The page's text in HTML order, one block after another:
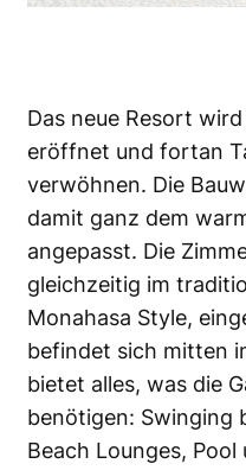
Das neue Resort
eröffnet und fortan
verwöhnen. Die
damit ganz dem
angepasst. Die
gleichzeitig im
Monahasa Style,
befindet sich mitten
bietet alles, was die
benötigen: Swinging
Beach Lounges,